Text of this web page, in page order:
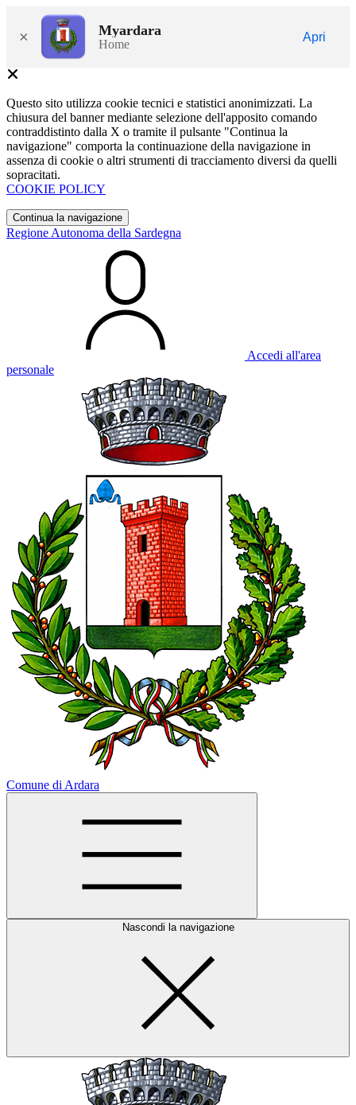
× Myardara
Home
Apri
Questo sito utilizza cookie tecnici e statistici anonimizzati. La
chiusura del banner mediante selezione dell'apposito comando
contraddistinto dalla X o tramite il pulsante "Continua la
navigazione" comporta la continuazione della navigazione in
assenza di cookie o altri strumenti di tracciamento diversi da quelli
sopracitati.
COOKIE POLICY
Continua la navigazione
Regione Autonoma della Sardegna
Accedi all'area
personale
Comune di Ardara
Nascondi la navigazione